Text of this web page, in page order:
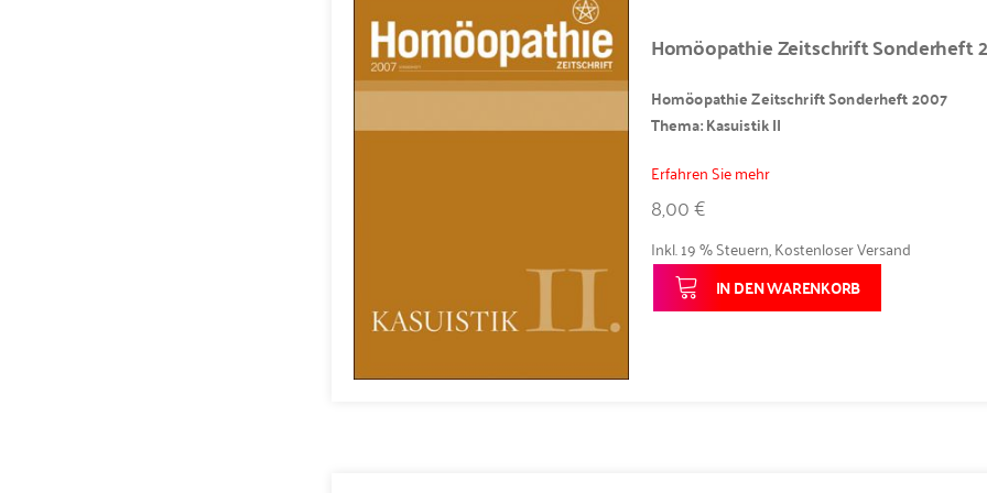
Homöopathie Zeitschrift Sonderheft
Homöopathie Zeitschrift Sonderheft 2007
Thema: Kasuistik II
Erfahren Sie mehr
8,00 €
Inkl. 19 % Steuern,Kostenloser Versand
IN DEN WARENKORB